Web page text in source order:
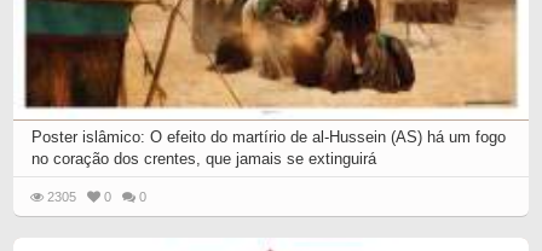
Poster islâmico: O efeito do martírio de al-Hussein (AS) há um fogo
no coração dos crentes, que jamais se extinguirá
2305 0 0